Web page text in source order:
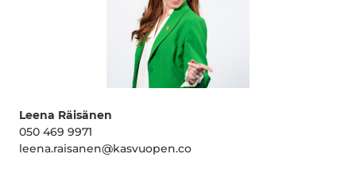
Leena Räisänen
050 469 9971
leena.raisanen@kasvuopen.co